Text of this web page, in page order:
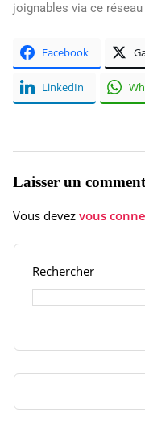
joignables via ce
Facebook
LinkedIn
Laisser un
Vous devez vous
Rechercher